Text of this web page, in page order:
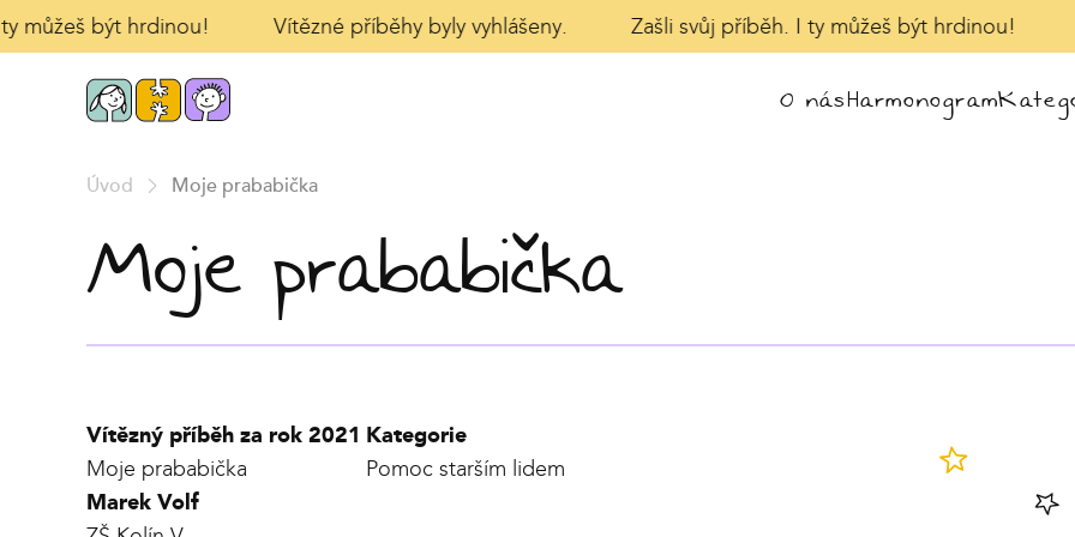
být hrdinou! Vítězné příběhy byly vyhlášeny. Zašli svůj příběh. I ty můžeš být hrdinou!
O násHarmonogram
Úvod Moje prababička
Moje prababička
Vítězný příběh za rok 2021
Moje prababička
Kategorie
Pomoc starším lidem
Marek Volf